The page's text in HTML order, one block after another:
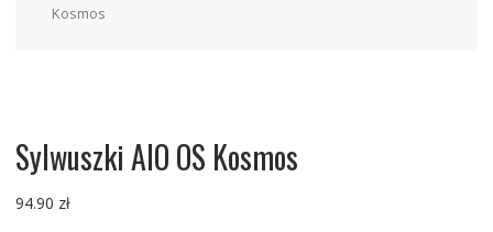
Kosmos
Sylwuszki AIO OS Kosmos
94.90 zł